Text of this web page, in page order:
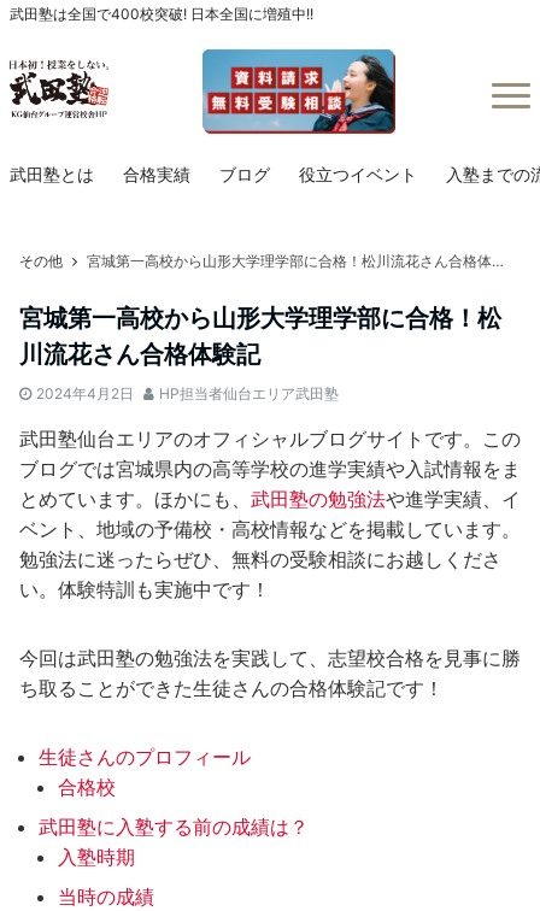
武田塾は全国で400校突破! 日本全国に増殖中!!
武田塾とは 合格実績 ブログ 役立つイベント 入塾までの
その他 宮城第一高校から山形大学理学部に合格！松川流花さん合格体験記
宮城第一高校から山形大学理学部に合格！松
川流花さん合格体験記
2024年4月2日 HP担当者仙台エリア武田塾
武田塾仙台エリアのオフィシャルブログサイトです。この
ブログでは宮城県内の高等学校の進学実績や入試情報をま
とめています。ほかにも、 武田塾の勉強法や進学実績、イ
ベント、地域の予備校・高校情報などを掲載しています。
勉強法に迷ったらぜひ、無料の受験相談にお越しくださ
い。体験特訓も実施中です！
今回は武田塾の勉強法を実践して、志望校合格を見事に勝
ち取ることができた生徒さんの合格体験記です！
生徒さんのプロフィール
合格校
武田塾に入塾する前の成績は？
入塾時期
当時の成績